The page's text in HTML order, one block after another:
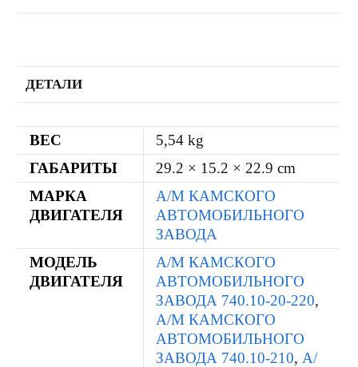
ДЕТАЛИ
ВЕС
5,54 kg
ГАБАРИТЫ
29.2 × 15.2 × 22.9 cm
МАРКА
ДВИГАТЕЛЯ
А/М КАМСКОГО
АВТОМОБИЛЬНОГО
ЗАВОДА
МОДЕЛЬ
ДВИГАТЕЛЯ
А/М КАМСКОГО
АВТОМОБИЛЬНОГО
ЗАВОДА 740.10-20-220,
А/М КАМСКОГО
АВТОМОБИЛЬНОГО
ЗАВОДА 740.10-210, А/